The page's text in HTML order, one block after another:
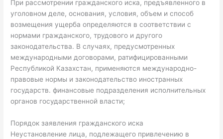
При рассмотрении гражданского иска, предъявленного в
уголовном деле, основания, условия, объем и способ
возмещения ущерба определяются в соответствии с
нормами гражданского, трудового и другого
законодательства. В случаях, предусмотренных
международными договорами, ратифицированными
Республикой Казахстан, применяются международно-
правовые нормы и законодательство иностранных
государств. финансовые подразделения исполнительных
органов государственной власти;
Порядок заявления гражданского иска
Неустановление лица, подлежащего привлечению в